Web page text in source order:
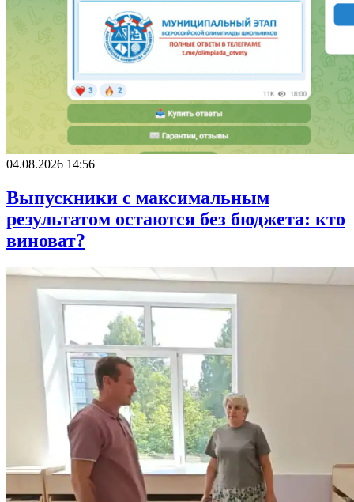
04.08.2026 14:56
Выпускники с максимальным
результатом остаются без бюджета: кто
виноват?